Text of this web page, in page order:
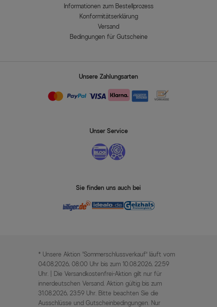
Informationen zum Bestellprozess
Konformitätserklärung
Versand
Bedingungen für Gutscheine
Unsere Zahlungsarten
Unser Service
Sie finden uns auch bei
* Unsere Aktion „Sommerschlussverkauf“ läuft vom
04.08.2026, 08:00 Uhr bis zum 10.08.2026, 22:59
Uhr. | Die Versandkostenfrei-Aktion gilt nur für
innerdeutschen Versand. Aktion gültig bis zum
31.08.2026, 23:59 Uhr. Bitte beachten Sie die
Ausschlüsse und Gutscheinbedingungen. Nur